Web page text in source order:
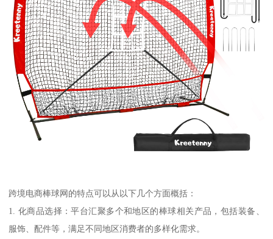
跨境电商棒球网的特点可以从以下几个方面概括：
1. 化商品选择：平台汇聚多个和地区的棒球相关产品，包括装备、
服饰、配件等，满足不同地区消费者的多样化需求。